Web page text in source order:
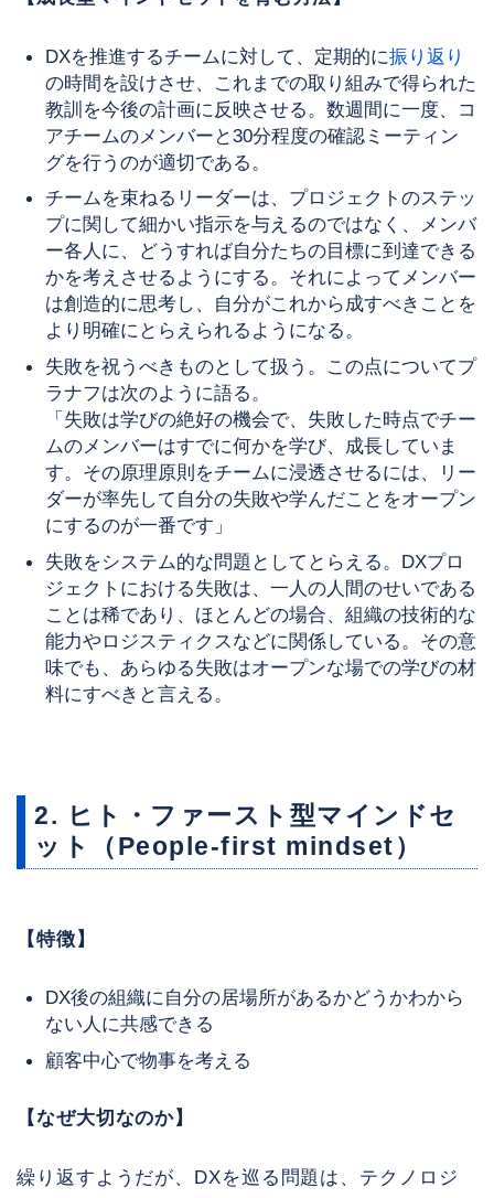
DXを推進するチームに対して、定期的に振り返り
の時間を設けさせ、これまでの取り組みで得られた
教訓を今後の計画に反映させる。数週間に一度、コ
アチームのメンバーと30分程度の確認ミーティン
グを行うのが適切である。
チームを束ねるリーダーは、プロジェクトのステッ
プに関して細かい指示を与えるのではなく、メンバ
ー各人に、どうすれば自分たちの目標に到達できる
かを考えさせるようにする。それによってメンバー
は創造的に思考し、自分がこれから成すべきことを
より明確にとらえられるようになる。
失敗を祝うべきものとして扱う。この点についてプ
ラナフは次のように語る。
「失敗は学びの絶好の機会で、失敗した時点でチー
ムのメンバーはすでに何かを学び、成長していま
す。その原理原則をチームに浸透させるには、リー
ダーが率先して自分の失敗や学んだことをオープン
にするのが一番です」
失敗をシステム的な問題としてとらえる。DXプロ
ジェクトにおける失敗は、一人の人間のせいである
ことは稀であり、ほとんどの場合、組織の技術的な
能力やロジスティクスなどに関係している。その意
味でも、あらゆる失敗はオープンな場での学びの材
料にすべきと言える。
2. ヒト・ファースト型マインドセ
ット（People-first mindset）
【特徴】
DX後の組織に自分の居場所があるかどうかわから
ない人に共感できる
顧客中心で物事を考える
【なぜ大切なのか】
繰り返すようだが、DXを巡る問題は、テクノロジ